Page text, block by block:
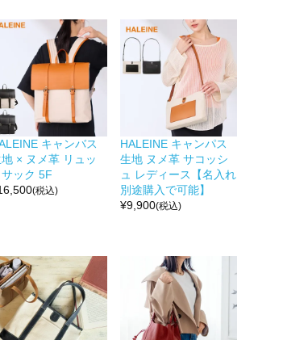
キャンバス
× ヌメ革 リュッ
ック 5F
(税込)
HALEINE キャンパス
生地 ヌメ革 サコッシ
ュ レディース【名入れ
別途購入で可能】
¥9,900(税込)